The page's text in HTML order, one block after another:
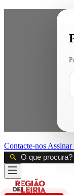
Contacte-nos Assinar